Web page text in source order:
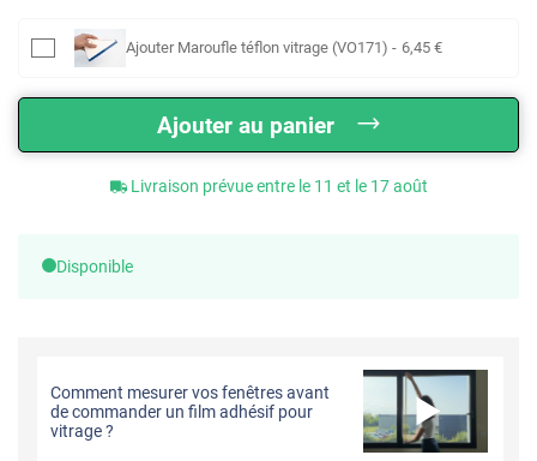
Ajouter Maroufle téflon vitrage (VO171) - 6,45 €
Ajouter au panier
Livraison prévue entre le 11 et le 17 août
Disponible
Comment mesurer vos fenêtres avant
de commander un film adhésif pour
vitrage ?